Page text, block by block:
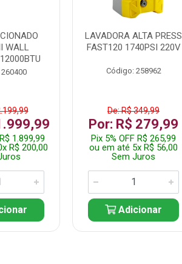
WALL
1.899,99
R$ 200,00
LAVADORA ALTA PRESS
FAST120 1740PSI 220V
Código: 258962
De: R$ 349,99
Por: R$ 279,99
Pix 5% OFF R$ 265,99
ou em até 5x R$ 56,00
Sem Juros
Adicionar